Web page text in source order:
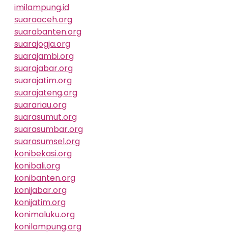
imilampung.id
suaraaceh.org
suarabanten.org
suarajogja.org
suarajambi.org
suarajabar.org
suarajatim.org
suarajateng.org
suarariau.org
suarasumut.org
suarasumbar.org
suarasumsel.org
konibekasi.org
konibali.org
konibanten.org
konijabar.org
konijatim.org
konimaluku.org
konilampung.org